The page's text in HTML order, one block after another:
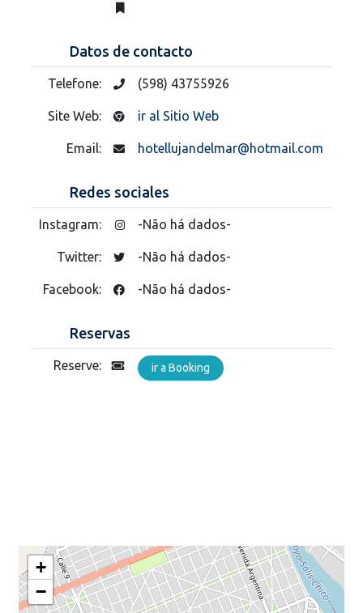
Datos de contacto
Telefone: (598) 43755926
Site Web: ir al Sitio Web
Email: hotellujandelmar@hotmail.com
Redes sociales
Instagram: -Não há dados-
Twitter: -Não há dados-
Facebook: -Não há dados-
Reservas
Reserve: ir a Booking
+
−